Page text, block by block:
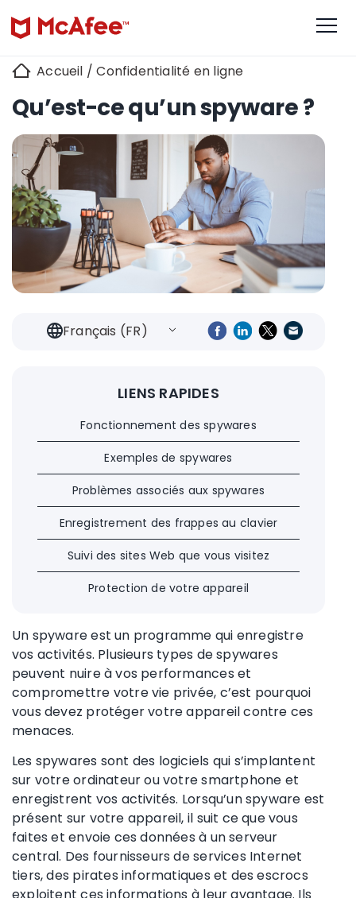
Accueil /Confidentialité en ligne
Qu’est-ce qu’un spyware ?
Français (FR)
LIENS RAPIDES
Fonctionnement des spywares
Exemples de spywares
Problèmes associés aux spywares
Enregistrement des frappes au clavier
Suivi des sites Web que vous visitez
Protection de votre appareil
Un spyware est un programme qui enregistre
vos activités. Plusieurs types de spywares
peuvent nuire à vos performances et
compromettre votre vie privée, c’est pourquoi
vous devez protéger votre appareil contre ces
menaces.
Les spywares sont des logiciels qui s’implantent
sur votre ordinateur ou votre smartphone et
enregistrent vos activités. Lorsqu’un spyware est
présent sur votre appareil, il suit ce que vous
faites et envoie ces données à un serveur
central. Des fournisseurs de services Internet
tiers, des pirates informatiques et des escrocs
exploitent ces informations à leur avantage. Ils